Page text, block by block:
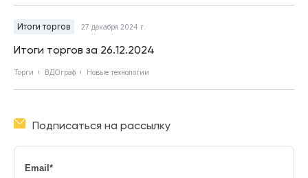
Итоги торгов 27 декабря 2024 г.
Итоги торгов за 26.12.2024
Торги ВДОграф Новые технологии
Подписаться на рассылку
Email *